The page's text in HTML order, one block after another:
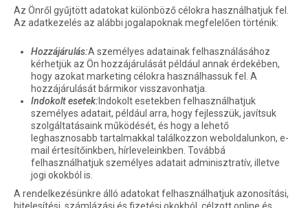
Az Önről gyűjtött adatokat különböző célokra használhatjuk fel.
Az adatkezelés az alábbi jogalapoknak megfelelően történik:
Hozzájárulás:A személyes adatainak felhasználásához
kérhetjük az Ön hozzájárulását például annak érdekében,
hogy azokat marketing célokra használhassuk fel. A
hozzájárulását bármikor visszavonhatja.
Indokolt esetek: Indokolt esetekben felhasználhatjuk
személyes adatait, például arra, hogy fejlesszük, javítsuk
szolgáltatásaink működését, és hogy a lehető
leghasznosabb tartalmakkal találkozzon weboldalunkon, e-
mail értesítőinkben, hírleveleinkben. Továbbá
felhasználhatjuk személyes adatait adminisztratív, illetve
jogi okokból is.
A rendelkezésünkre álló adatokat felhasználhatjuk azonosítási,